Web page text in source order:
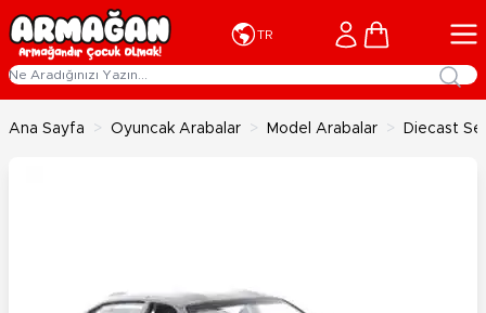
İçeriğe geç
TR Cart
Ana Sayfa > Oyuncak Arabalar > Model Arabalar > Diecast